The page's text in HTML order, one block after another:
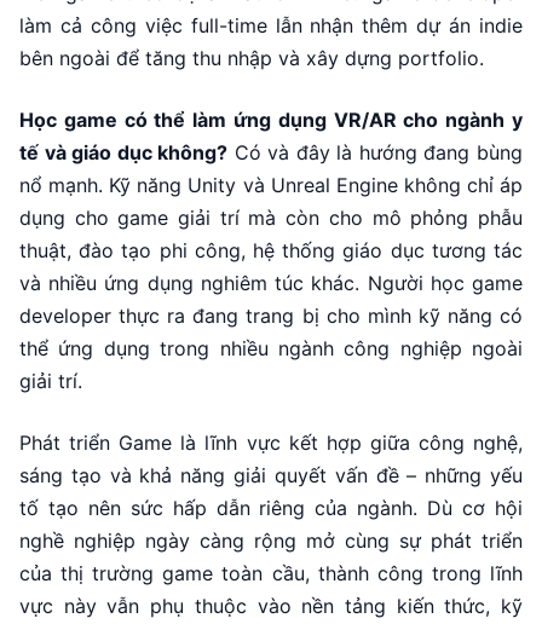
làm cả công việc full-time lẫn nhận thêm dự án indie
bên ngoài để tăng thu nhập và xây dựng portfolio.
Học game có thể làm ứng dụng VR/AR cho ngành y
tế và giáo dục không? Có và đây là hướng đang bùng
nổ mạnh. Kỹ năng Unity và Unreal Engine không chỉ áp
dụng cho game giải trí mà còn cho mô phỏng phẫu
thuật, đào tạo phi công, hệ thống giáo dục tương tác
và nhiều ứng dụng nghiêm túc khác. Người học game
developer thực ra đang trang bị cho mình kỹ năng có
thể ứng dụng trong nhiều ngành công nghiệp ngoài
giải trí.
Phát triển Game là lĩnh vực kết hợp giữa công nghệ,
sáng tạo và khả năng giải quyết vấn đề – những yếu
tố tạo nên sức hấp dẫn riêng của ngành. Dù cơ hội
nghề nghiệp ngày càng rộng mở cùng sự phát triển
của thị trường game toàn cầu, thành công trong lĩnh
vực này vẫn phụ thuộc vào nền tảng kiến thức, kỹ